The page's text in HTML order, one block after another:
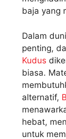
baja yang
Dalam
penting,
Kudus
biasa.
alternatif,
hebat,
untuk